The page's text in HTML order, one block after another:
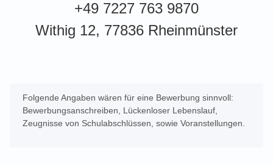
+49 7227 763 9870
Withig 12, 77836 Rheinmünster
Folgende Angaben wären für eine Bewerbung sinnvoll:
Bewerbungsanschreiben, Lückenloser Lebenslauf,
Zeugnisse von Schulabschlüssen, sowie Voranstellungen.